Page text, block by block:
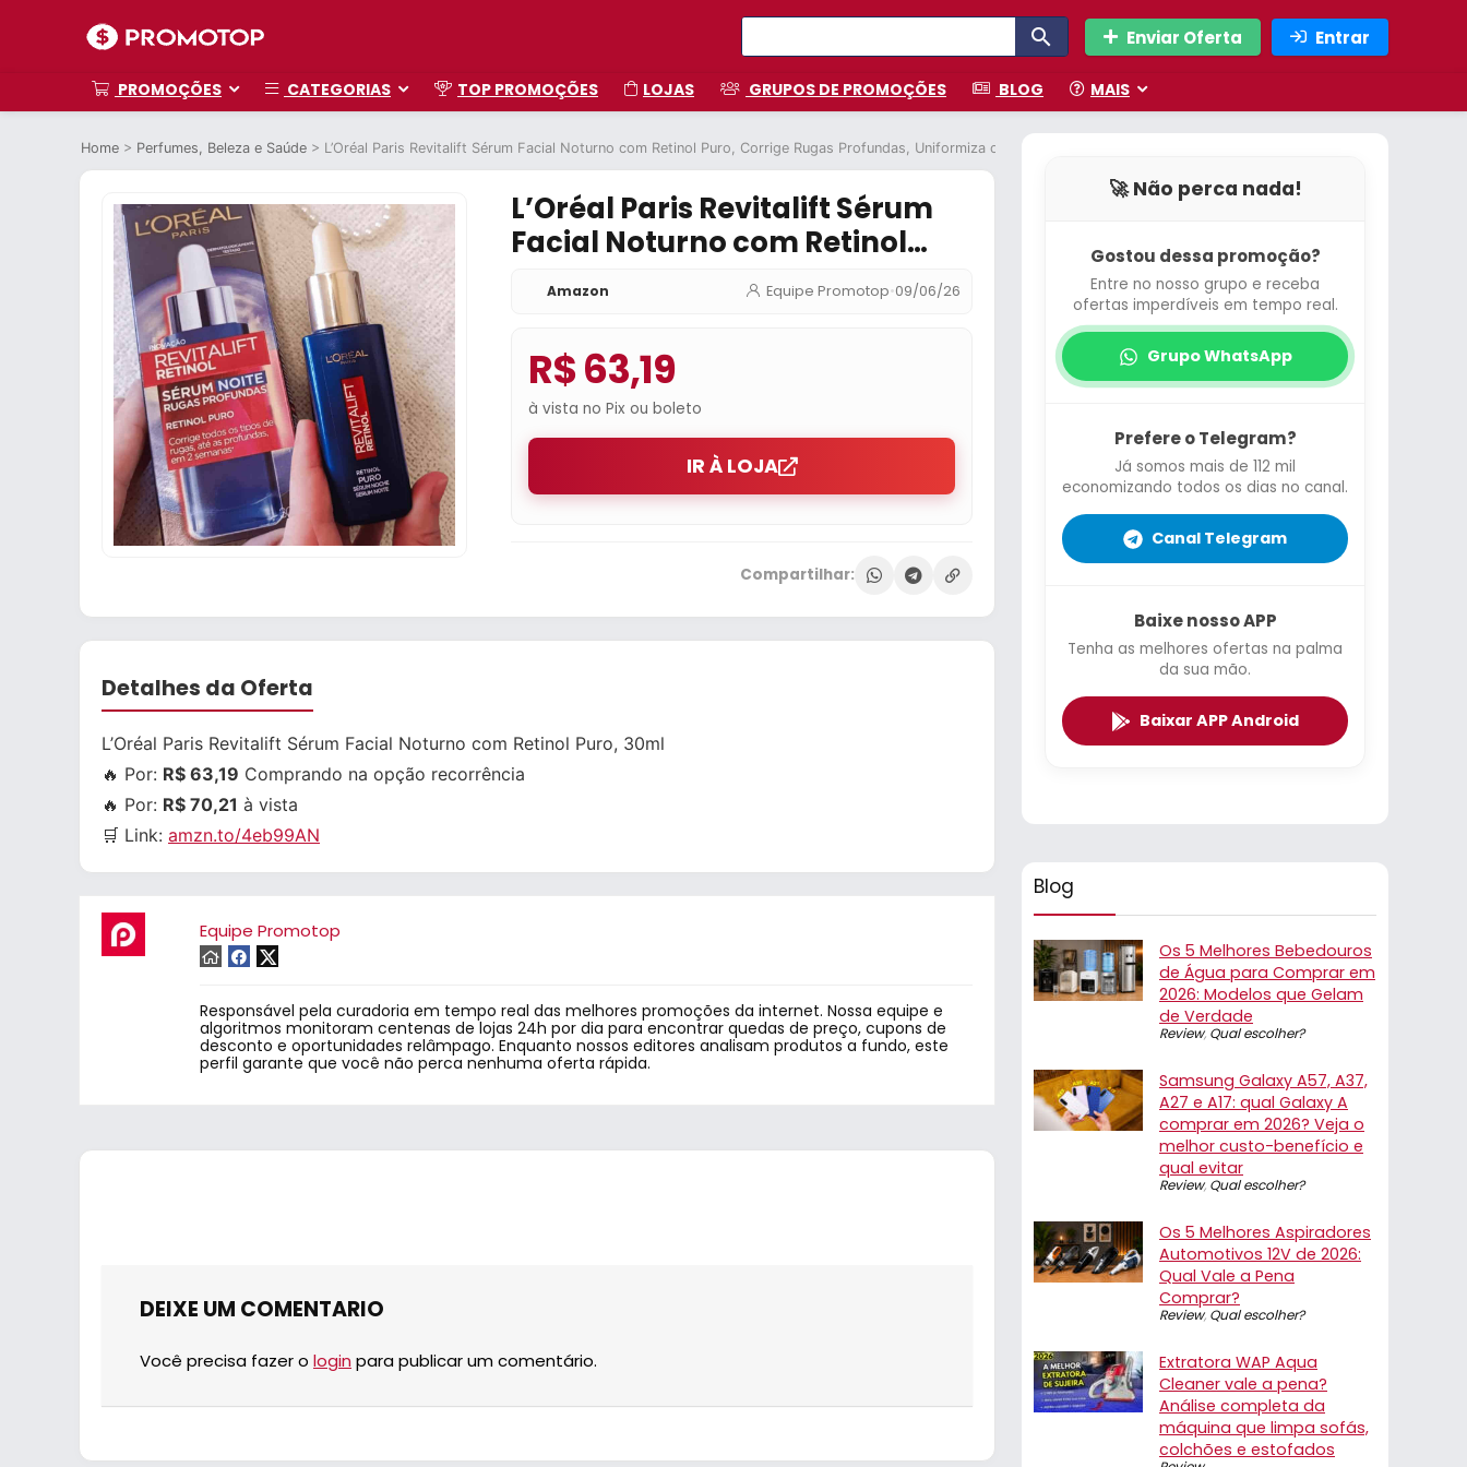
Enviar Oferta Entrar
PROMOÇÕES CATEGORIAS TOP PROMOÇÕES LOJAS GRUPOS DE PROMOÇÕES BLOG MAIS
Home > Perfumes, Beleza e Saúde > L’Oréal Paris Revitalift Sérum Facial Noturno com Retinol Puro, Corrige Rugas Profundas, Uniformiza o Tom da Pele, Melhora a Textura e Firmeza, Ação Antienvelhecimento,
L’Oréal Paris Revitalift Sérum
Facial Noturno com Retinol
Puro, Corrige Rugas Profundas,
Uniformiza o Tom da Pele,
Melhora a Textura e Firmeza,
Ação Antienvelhecimento,
30ml
Amazon Equipe Promotop•09/06/26
R$ 63,19
à vista no Pix ou boleto
IR À LOJA
Compartilhar:
Detalhes da Oferta
L’Oréal Paris Revitalift Sérum Facial Noturno com Retinol Puro, 30ml
🔥 Por: R$ 63,19 Comprando na opção recorrência
🔥 Por: R$ 70,21 à vista
🛒 Link: amzn.to/4eb99AN
Equipe Promotop
Responsável pela curadoria em tempo real das melhores promoções da internet. Nossa equipe e
algoritmos monitoram centenas de lojas 24h por dia para encontrar quedas de preço, cupons de
desconto e oportunidades relâmpago. Enquanto nossos editores analisam produtos a fundo, este
perfil garante que você não perca nenhuma oferta rápida.
DEIXE UM COMENTARIO
Você precisa fazer o login para publicar um comentário.
🚀 Não perca nada!
Gostou dessa promoção?
Entre no nosso grupo e receba
ofertas imperdíveis em tempo real.
Grupo WhatsApp
Prefere o Telegram?
Já somos mais de 112 mil
economizando todos os dias no canal.
Canal Telegram
Baixe nosso APP
Tenha as melhores ofertas na palma
da sua mão.
Baixar APP Android
Blog
Os 5 Melhores Bebedouros
de Água para Comprar em
2026: Modelos que Gelam
de Verdade
Review, Qual escolher?
Samsung Galaxy A57, A37,
A27 e A17: qual Galaxy A
comprar em 2026? Veja o
melhor custo-benefício e
qual evitar
Review, Qual escolher?
Os 5 Melhores Aspiradores
Automotivos 12V de 2026:
Qual Vale a Pena
Comprar?
Review, Qual escolher?
Extratora WAP Aqua
Cleaner vale a pena?
Análise completa da
máquina que limpa sofás,
colchões e estofados